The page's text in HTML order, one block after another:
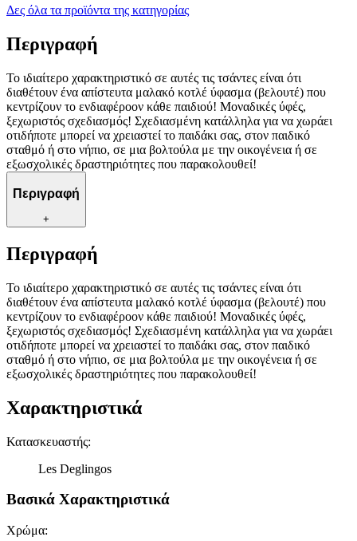
Δες όλα τα προϊόντα της κατηγορίας
Περιγραφή
Το ιδιαίτερο χαρακτηριστικό σε αυτές τις τσάντες είναι ότι
διαθέτουν ένα απίστευτα μαλακό κοτλέ ύφασμα (βελουτέ) που
κεντρίζουν το ενδιαφέροον κάθε παιδιού! Μοναδικές ύφές,
ξεχωριστός σχεδιασμός! Σχεδιασμένη κατάλληλα για να χωράει
οτιδήποτε μπορεί να χρειαστεί το παιδάκι σας, στον παιδικό
σταθμό ή στο νήπιο, σε μια βολτούλα με την οικογένεια ή σε
εξωσχολικές δραστηριότητες που παρακολουθεί!
Περιγραφή
+
Περιγραφή
Το ιδιαίτερο χαρακτηριστικό σε αυτές τις τσάντες είναι ότι
διαθέτουν ένα απίστευτα μαλακό κοτλέ ύφασμα (βελουτέ) που
κεντρίζουν το ενδιαφέροον κάθε παιδιού! Μοναδικές ύφές,
ξεχωριστός σχεδιασμός! Σχεδιασμένη κατάλληλα για να χωράει
οτιδήποτε μπορεί να χρειαστεί το παιδάκι σας, στον παιδικό
σταθμό ή στο νήπιο, σε μια βολτούλα με την οικογένεια ή σε
εξωσχολικές δραστηριότητες που παρακολουθεί!
Χαρακτηριστικά
Κατασκευαστής:
Les Deglingos
Βασικά Χαρακτηριστικά
Χρώμα: